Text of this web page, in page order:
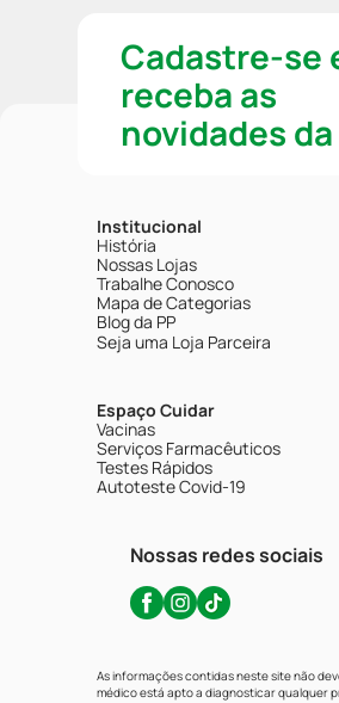
Cadastre-se
receba as
novidades da
Institucional
História
Nossas Lojas
Trabalhe Conosco
Mapa de Categorias
Blog da PP
Seja uma Loja Parceira
Espaço Cuidar
Vacinas
Serviços Farmacêuticos
Testes Rápidos
Autoteste Covid-19
Nossas redes sociais
As informações contidas neste site não
médico está apto a diagnosticar qualquer